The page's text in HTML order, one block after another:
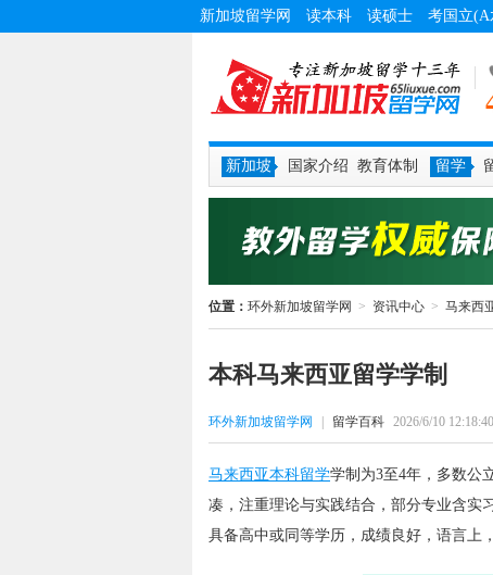
新加坡留学网 读本科 读硕士 考国立(A
新加坡 国家介绍 教育体制 留学
位置： 环外新加坡留学网 > 资讯中心 > 马来西
本科马来西亚留学学制
环外新加坡留学网 留学百科 2026/6/10 12:18:40
马来西亚本科留学学制为3至4年，多数公
凑，注重理论与实践结合，部分专业含实
具备高中或同等学历，成绩良好，语言上